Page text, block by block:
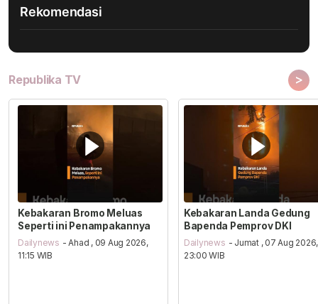
Rekomendasi
Republika TV >
Kebakaran Bromo Meluas
Seperti ini Penampakannya
Dailynews - Ahad , 09 Aug 2026,
11:15 WIB
Kebakaran Landa Gedung
Bapenda Pemprov DKI
Dailynews - Jumat , 07 Aug 2026,
23:00 WIB